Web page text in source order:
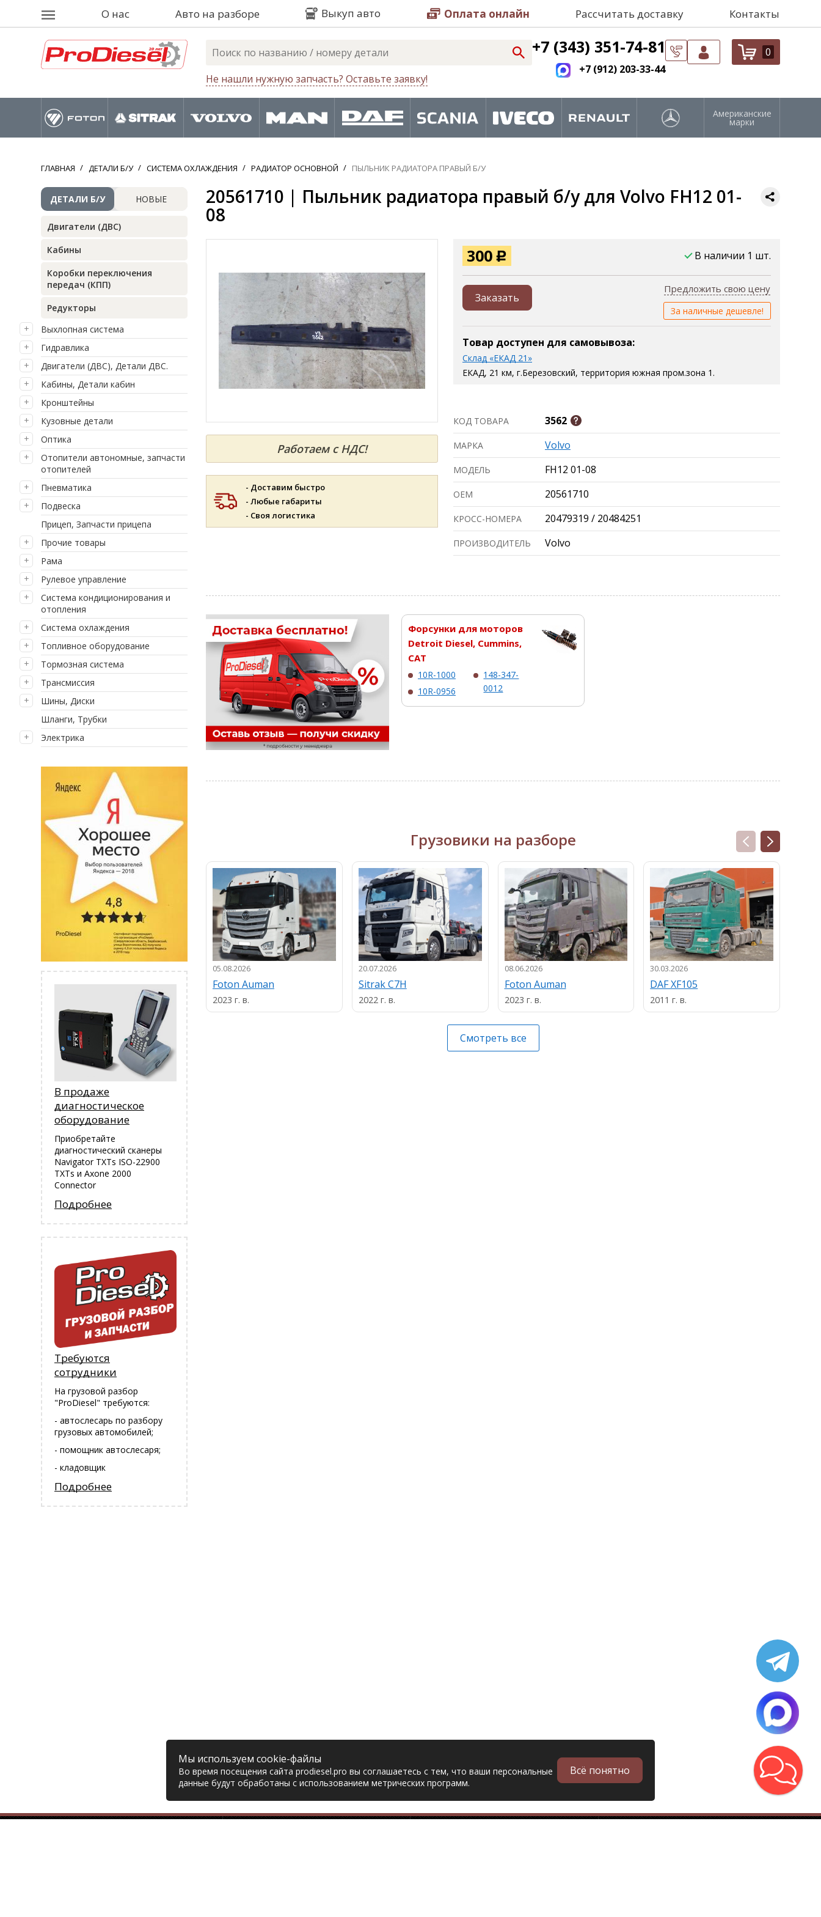
О нас Авто на разборе Выкуп авто Оплата онлайн Рассчитать доставку Контакты
Не нашли нужную запчасть? Оставьте заявку!
+7 (343) 351-74-81
+7 (912) 203-33-44
0
Американские
марки
ГЛАВНАЯ ДЕТАЛИ Б/У СИСТЕМА ОХЛАЖДЕНИЯ РАДИАТОР ОСНОВНОЙ ПЫЛЬНИК РАДИАТОРА ПРАВЫЙ Б/У
ДЕТАЛИ Б/У НОВЫЕ
Двигатели (ДВС)
Кабины
Коробки переключения
передач (КПП)
Редукторы
Выхлопная система
Гидравлика
Двигатели (ДВС), Детали ДВС.
Кабины, Детали кабин
Кронштейны
Кузовные детали
Оптика
Отопители автономные, запчасти
отопителей
Пневматика
Подвеска
Прицеп, Запчасти прицепа
Прочие товары
Рама
Рулевое управление
Система кондиционирования и
отопления
Система охлаждения
Топливное оборудование
Тормозная система
Трансмиссия
Шины, Диски
Шланги, Трубки
Электрика
В продаже
диагностическое
оборудование
Приобретайте
диагностический сканеры
Navigator TXTs ISO-22900
TXTs и Аxone 2000
Connector
Подробнее
Требуются
сотрудники
На грузовой разбор
"ProDiesel" требуются:
- автослесарь по разбору
грузовых автомобилей;
- помощник автослесаря;
- кладовщик
Подробнее
20561710 | Пыльник радиатора правый б/у для Volvo FH12 01-
08
Работаем с НДС!
- Доставим быстро
- Любые габариты
- Своя логистика
300 Р В наличии 1 шт.
Заказать
Предложить свою цену
За наличные дешевле!
Товар доступен для самовывоза:
Склад «ЕКАД 21»
ЕКАД, 21 км, г.Березовский, территория южная пром.зона 1.
КОД ТОВАРА 3562
МАРКА Volvo
МОДЕЛЬ FH12 01-08
ОЕМ 20561710
КРОСС-НОМЕРА 20479319 / 20484251
ПРОИЗВОДИТЕЛЬ Volvo
Форсунки для моторов
Detroit Diesel, Cummins,
CAT
10R-1000
10R-0956
148-347-
0012
Грузовики на разборе
05.08.2026
Foton Auman
2023 г. в.
20.07.2026
Sitrak C7H
2022 г. в.
08.06.2026
Foton Auman
2023 г. в.
30.03.2026
DAF XF105
2011 г. в.
Смотреть все
Мы используем cookie-файлы
Во время посещения сайта prodiesel.pro вы соглашаетесь с тем, что ваши персональные
данные будут обработаны с использованием метрических программ.
Всё понятно